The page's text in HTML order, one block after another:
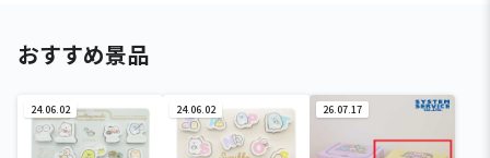
おすすめ景品
24.06.02 24.06.02 26.07.17